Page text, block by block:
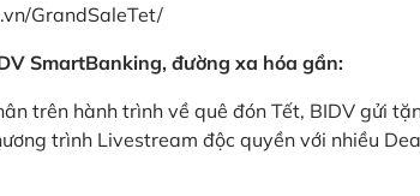
GrandSaleTet/
SmartBanking, đường xa hóa gần:
trên hành trình về quê đón Tết, BIDV gửi
trình Livestream độc quyền với nhiều